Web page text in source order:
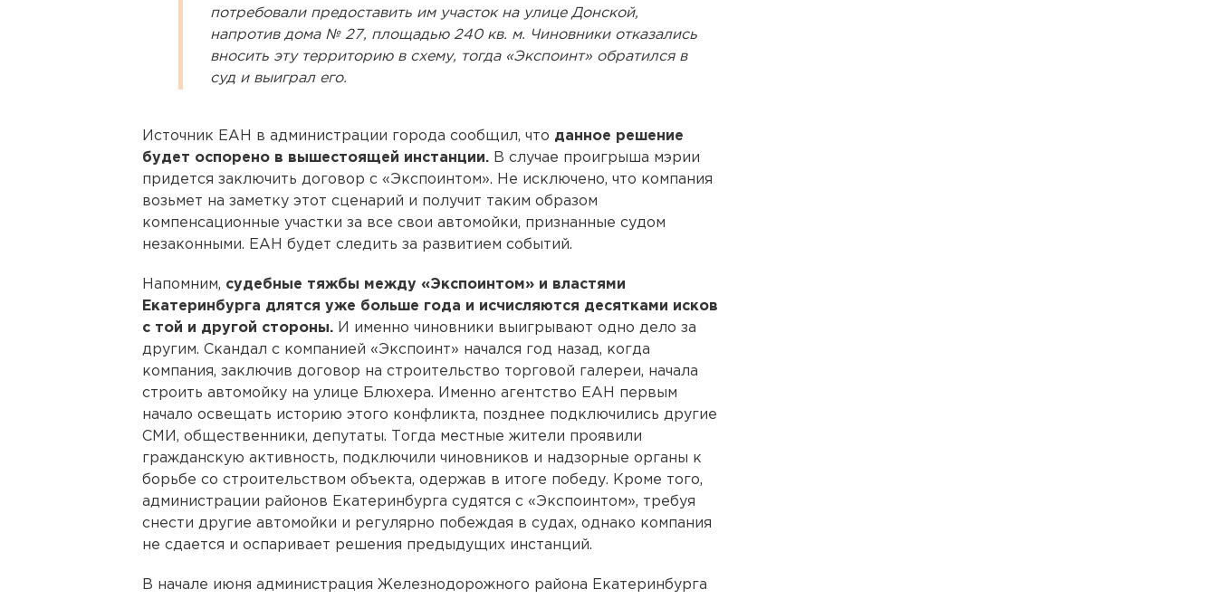
потребовали предоставить им участок на улице Донской,
напротив дома № 27, площадью 240 кв. м. Чиновники отказались
вносить эту территорию в схему, тогда «Экспоинт» обратился в
суд и выиграл его.
Источник ЕАН в администрации города сообщил, что данное решение
будет оспорено в вышестоящей инстанции. В случае проигрыша мэрии
придется заключить договор с «Экспоинтом». Не исключено, что компания
возьмет на заметку этот сценарий и получит таким образом
компенсационные участки за все свои автомойки, признанные судом
незаконными. ЕАН будет следить за развитием событий.
Напомним, судебные тяжбы между «Экспоинтом» и властями
Екатеринбурга длятся уже больше года и исчисляются десятками исков
с той и другой стороны. И именно чиновники выигрывают одно дело за
другим. Скандал с компанией «Экспоинт» начался год назад, когда
компания, заключив договор на строительство торговой галереи, начала
строить автомойку на улице Блюхера. Именно агентство ЕАН первым
начало освещать историю этого конфликта, позднее подключились другие
СМИ, общественники, депутаты. Тогда местные жители проявили
гражданскую активность, подключили чиновников и надзорные органы к
борьбе со строительством объекта, одержав в итоге победу. Кроме того,
администрации районов Екатеринбурга судятся с «Экспоинтом», требуя
снести другие автомойки и регулярно побеждая в судах, однако компания
не сдается и оспаривает решения предыдущих инстанций.
В начале июня администрация Железнодорожного района Екатеринбурга